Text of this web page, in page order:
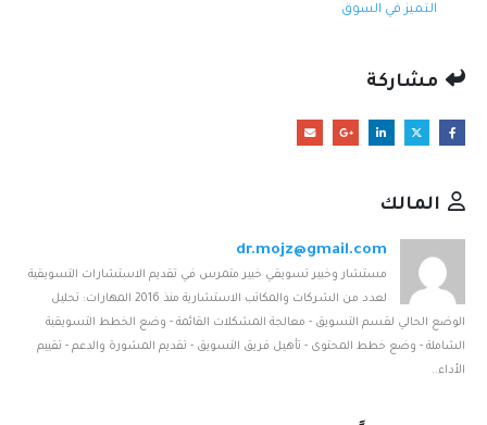
التميز في السوق
مشاركة
المالك
dr.mojz@gmail.com
مستشار وخبير تسويقي خبير متمرس في تقديم الاستشارات التسويقية
لعدد من الشركات والمكاتب الاستشارية منذ 2016 المهارات: تحليل
الوضع الحالي لقسم التسويق - معالجة المشكلات القائمة - وضع الخطط التسويقية
الشاملة - وضع خطط المحتوى - تأهيل فريق التسويق - تقديم المشورة والدعم - تقييم
الأداء..